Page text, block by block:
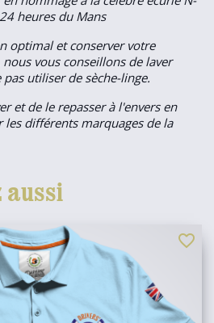
heures du Mans
optimal et conserver votre
vous conseillons de laver
utiliser de sèche-linge.
et de le repasser à l'envers en
différents marquages de la
aussi
favorite_border